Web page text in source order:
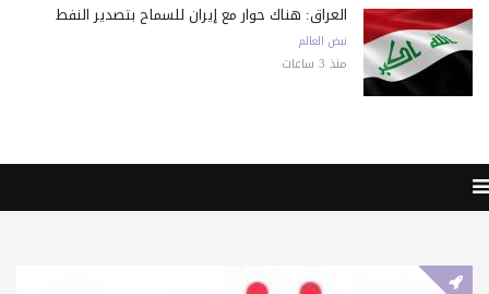
العراق: هناك حوار مع إيران للسماح بتصدير النفط
نبض العالم
منذ 3 ساعات